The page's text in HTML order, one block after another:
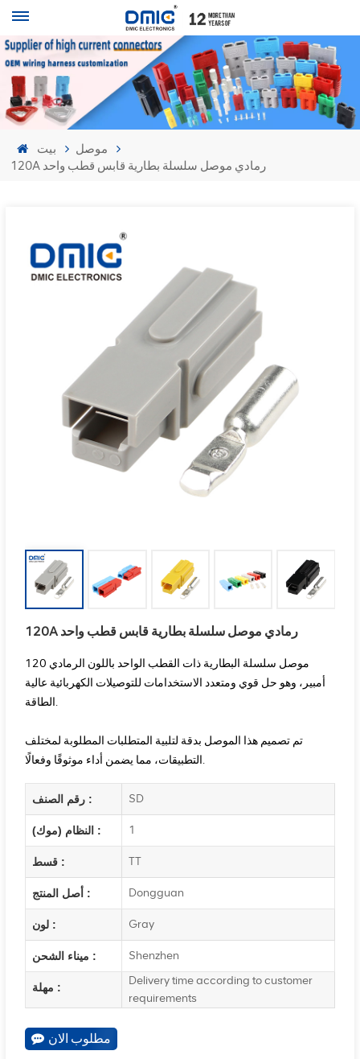
بيت
موصل
120A رمادي موصل سلسلة بطارية قابس قطب واحد
120A رمادي موصل سلسلة بطارية قابس قطب واحد
موصل سلسلة البطارية ذات القطب الواحد باللون الرمادي 120
أمبير، وهو حل قوي ومتعدد الاستخدامات للتوصيلات الكهربائية عالية
الطاقة.
تم تصميم هذا الموصل بدقة لتلبية المتطلبات المطلوبة لمختلف
التطبيقات، مما يضمن أداء موثوقًا وفعالًا.
رقم الصنف : SD
النظام (موك) : 1
قسط : TT
أصل المنتج : Dongguan
لون : Gray
ميناء الشحن : Shenzhen
مهلة :
Delivery time according to customer
requirements
مطلوب الان